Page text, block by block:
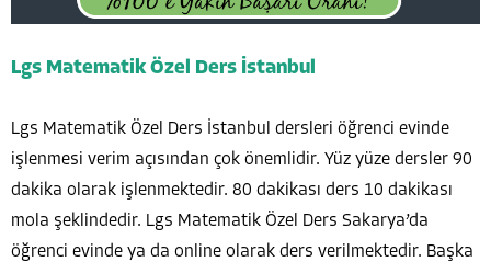
Lgs Matematik Özel Ders İstanbul
Lgs Matematik Özel Ders İstanbul dersleri öğrenci evinde
işlenmesi verim açısından çok önemlidir. Yüz yüze dersler 90
dakika olarak işlenmektedir. 80 dakikası ders 10 dakikası
mola şeklindedir. Lgs Matematik Özel Ders Sakarya’da
öğrenci evinde ya da online olarak ders verilmektedir. Başka